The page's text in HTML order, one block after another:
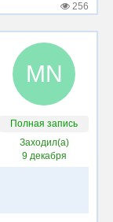
256
МN
Полная запись
Заходил(а)
9 декабря